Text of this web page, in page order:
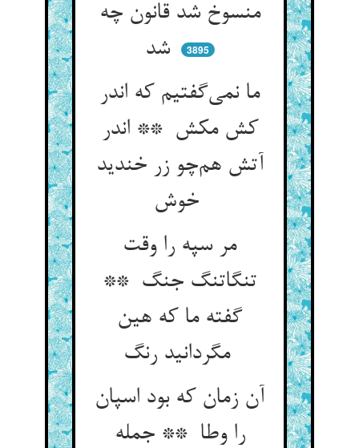
منسوخ شد قانون چه
شد
3895
ما نمی‌گفتیم که اندر
کش مکش ** اندر
آتش هم‌چو زر خندید
مر سپه را وقت
تنگاتنگ جنگ **
گفته ما که هین
مگردانید رنگ
آن زمان که بود اسپان
را وطا ** جمله